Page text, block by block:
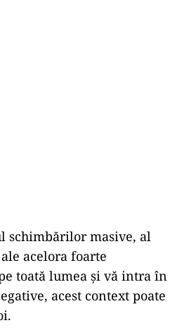
schimbărilor masive, al
acelora foarte
toată lumea și vă intra în
acest context poate